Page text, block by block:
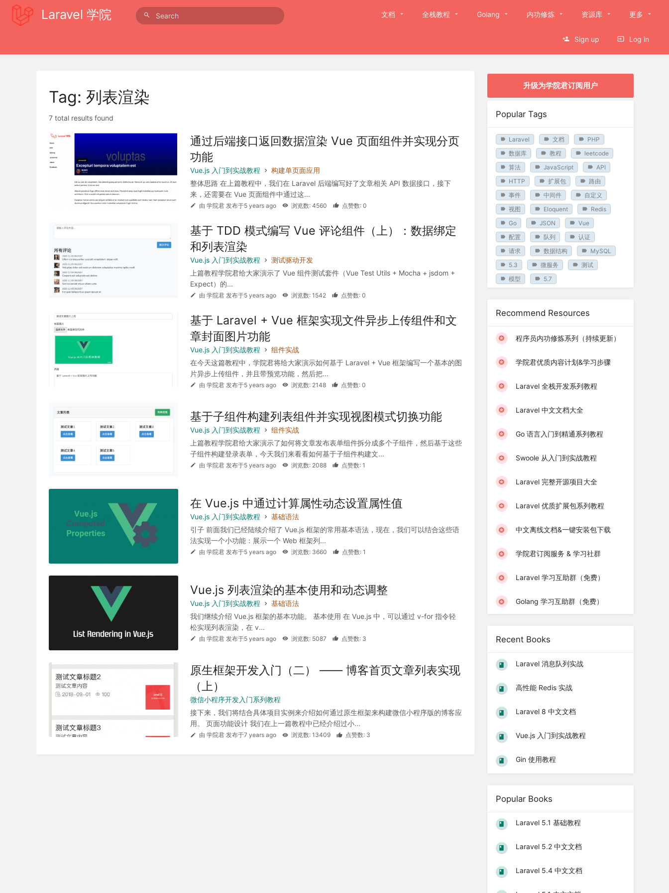
Laravel 学院 文档 全栈教程 Golang 内功修炼 资源库 更多
Sign up Log in
Tag: 列表渲染
7 total results found
通过后端接口返回数据渲染 Vue 页面组件并实现分页
功能
Vue.js 入门到实战教程
构建单页面应用
整体思路 在上篇教程中，我们在 Laravel 后端编写好了文章相关 API 数据接口，接下
来，还需要在 Vue 页面组件中通过这...
由 学院君 发布于5 years ago 浏览数: 4560 点赞数: 0
基于 TDD 模式编写 Vue 评论组件（上）：数据绑定
和列表渲染
Vue.js 入门到实战教程
测试驱动开发
上篇教程学院君给大家演示了 Vue 组件测试套件（Vue Test Utils + Mocha + jsdom +
Expect）的...
由 学院君 发布于5 years ago 浏览数: 1542 点赞数: 0
基于 Laravel + Vue 框架实现文件异步上传组件和文
章封面图片功能
Vue.js 入门到实战教程
组件实战
在今天这篇教程中，学院君将给大家演示如何基于 Laravel + Vue 框架编写一个基本的图
片异步上传组件，并且带预览功能，然后把...
由 学院君 发布于5 years ago 浏览数: 2148 点赞数: 0
基于子组件构建列表组件并实现视图模式切换功能
Vue.js 入门到实战教程
组件实战
上篇教程学院君给大家演示了如何将文章发布表单组件拆分成多个子组件，然后基于这些
子组件构建登录表单，今天我们来看看如何基于子组件构建文...
由 学院君 发布于5 years ago 浏览数: 2088 点赞数: 1
在 Vue.js 中通过计算属性动态设置属性值
Vue.js 入门到实战教程
基础语法
引子 前面我们已经陆续介绍了 Vue.js 框架的常用基本语法，现在，我们可以结合这些语
法实现一个小功能：展示一个 Web 框架列...
由 学院君 发布于5 years ago 浏览数: 3660 点赞数: 1
Vue.js 列表渲染的基本使用和动态调整
Vue.js 入门到实战教程
基础语法
我们继续介绍 Vue.js 框架的基本功能。 基本使用 在 Vue.js 中，可以通过 v-for 指令轻
松实现列表渲染，在 v...
由 学院君 发布于5 years ago 浏览数: 5087 点赞数: 3
原生框架开发入门（二） —— 博客首页文章列表实现
（上）
微信小程序开发入门系列教程
接下来，我们将结合具体项目实例来介绍如何通过原生框架来构建微信小程序版的博客应
用。 页面功能设计 我们在上一篇教程中已经介绍过小...
由 学院君 发布于7 years ago 浏览数: 13409 点赞数: 3
升级为学院君订阅用户
Popular Tags
Laravel 文档
PHP
数据库
教程
leetcode
算法
JavaScript
API
HTTP
扩展包
路由
事件
中间件
自定义
视图
Eloquent
Redis
Go
JSON
Vue
配置
队列
认证
请求
数据结构
MySQL
5.3
微服务
测试
模型
5.7
Recommend Resources
程序员内功修炼系列（持续更新）
学院君优质内容计划&学习步骤
Laravel 全栈开发系列教程
Laravel 中文文档大全
Go 语言入门到精通系列教程
Swoole 从入门到实战教程
Laravel 完整开源项目大全
Laravel 优质扩展包系列教程
中文离线文档&一键安装包下载
学院君订阅服务 & 学习社群
Laravel 学习互助群（免费）
Golang 学习互助群（免费）
Recent Books
Laravel 消息队列实战
高性能 Redis 实战
Laravel 8 中文文档
Vue.js 入门到实战教程
Gin 使用教程
Popular Books
Laravel 5.1 基础教程
Laravel 5.2 中文文档
Laravel 5.4 中文文档